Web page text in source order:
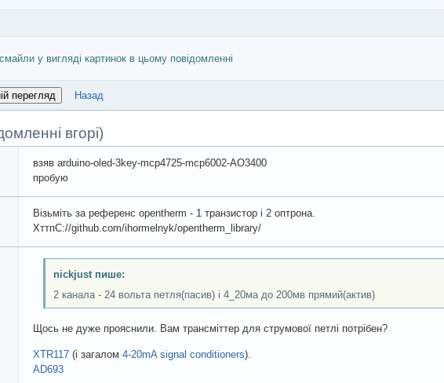
у вигляді картинок в цьому повідомленні
Назад
вгорі)
взяв arduino-oled-3key-mcp4725-mcp6002-AO3400
пробую
Візьміть за референс opentherm - 1 транзистор і 2 оптрона.
ХттпС://github.com/ihormelnyk/opentherm_library/
nickjust пише:
2 канала - 24 вольта петля(пасив) і 4_20ма до 200мв прямий(актив)
Щось не дуже прояснили. Вам трансміттер для струмової петлі потрібен?
XTR117 (і загалом 4-20mA signal conditioners).
AD693